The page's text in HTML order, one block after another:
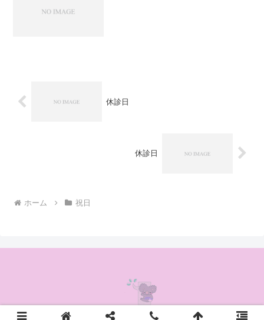
休診日
休診日
ホーム 祝日
© 2020 かんの耳鼻咽喉科クリニック.